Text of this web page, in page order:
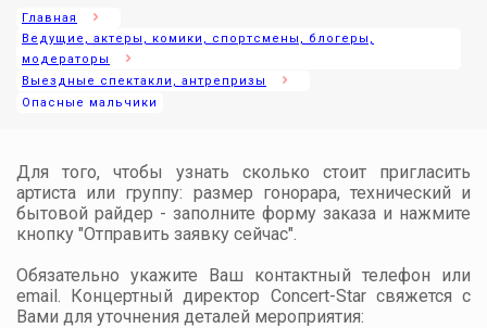
Главная
Ведущие, актеры, комики, спортсмены, блогеры,
модераторы
Выездные спектакли, антрепризы
Опасные мальчики
Для того, чтобы узнать сколько стоит пригласить
артиста или группу: размер гонорара, технический и
бытовой райдер - заполните форму заказа и нажмите
кнопку "Отправить заявку сейчас".
Обязательно укажите Ваш контактный телефон или
email. Концертный директор Concert-Star свяжется с
Вами для уточнения деталей мероприятия: